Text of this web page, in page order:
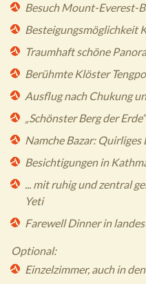
Besuch Mount-Everest-
Besteigungsmöglichkeit
Traumhaft schöne
Berühmte Klöster
Ausflug nach Chukung
„Schönster Berg der
Namche Bazar:
Besichtigungen in
... mit ruhig und zentral
Yeti
Farewell Dinner in
Optional:
Einzelzimmer, auch in